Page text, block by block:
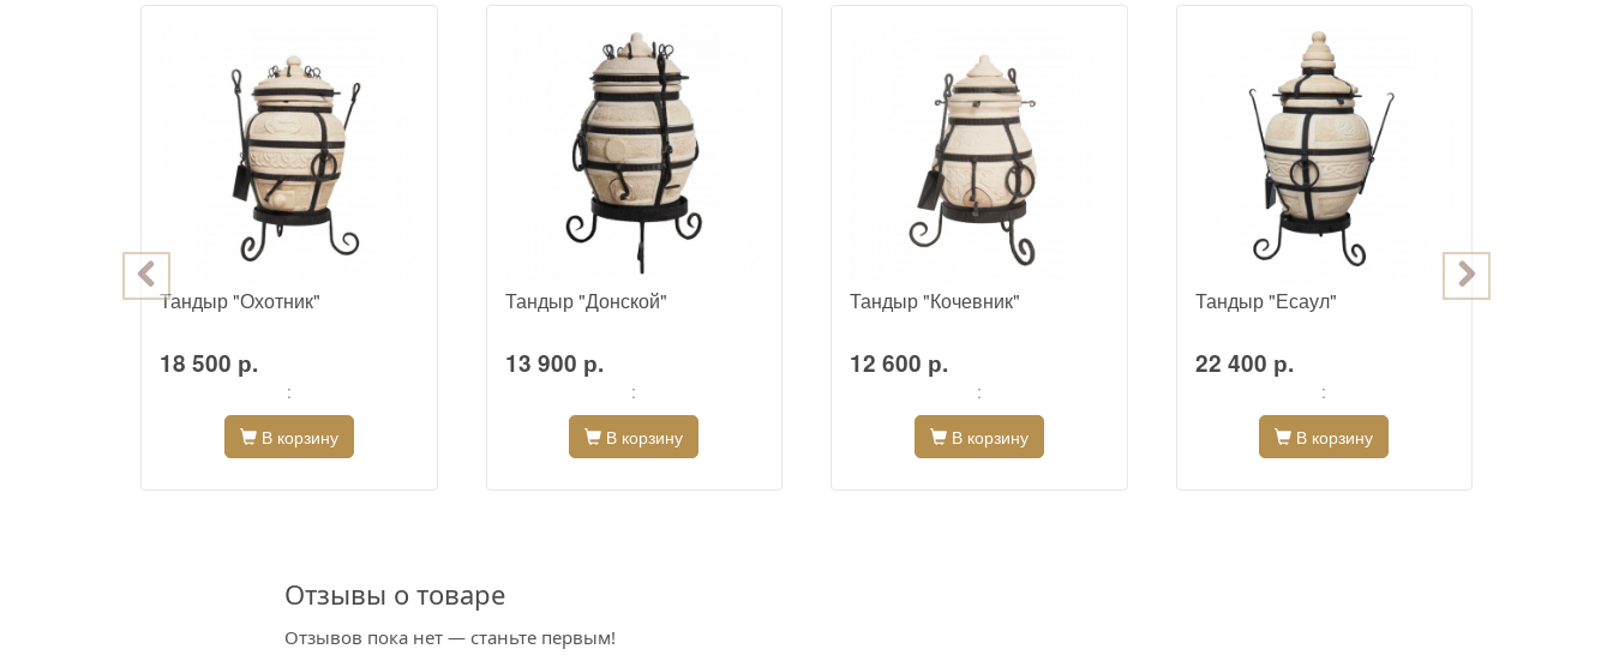
Тандыр "Охотник"
18 500 р.
:
В корзину
Тандыр "Донской"
13 900 р.
:
В корзину
Тандыр "Кочевник"
12 600 р.
:
В корзину
Тандыр "Есаул"
22 400 р.
:
В корзину
Отзывы о товаре
Отзывов пока нет — станьте первым!